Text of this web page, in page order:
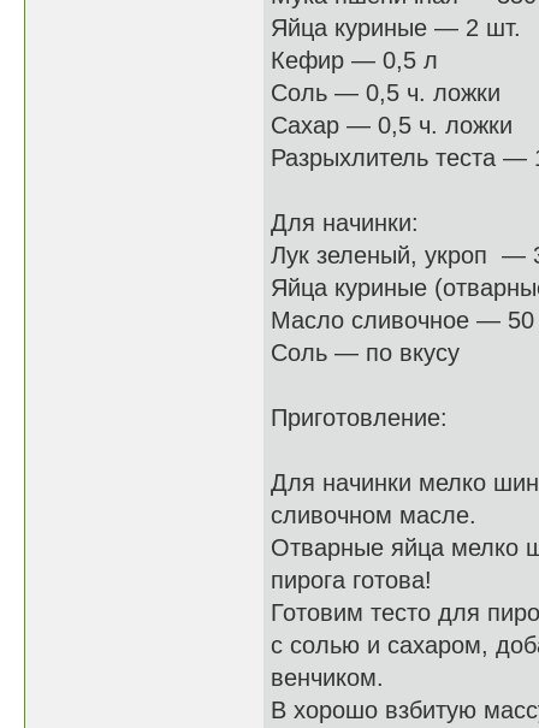
Яйца куриные — 2 шт.
Кефир — 0,5 л
Соль — 0,5 ч. ложки
Сахар — 0,5 ч. ложки
Разрыхлитель теста —
Для начинки:
Лук зеленый, укроп —
Яйца куриные
Масло сливочное — 50
Соль — по вкусу
Приготовление:
Для начинки мелко
сливочном масле.
Отварные яйца мелко
пирога готова!
Готовим тесто для
с солью и сахаром,
венчиком.
В хорошо взбитую